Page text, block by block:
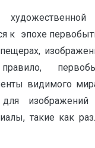
к эпохе
видимого
изображений
такие как